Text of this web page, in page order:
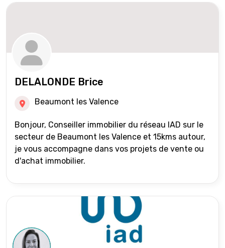
DELALONDE Brice
Beaumont les Valence
Bonjour, Conseiller immobilier du réseau IAD sur le
secteur de Beaumont les Valence et 15kms autour,
je vous accompagne dans vos projets de vente ou
d'achat immobilier.